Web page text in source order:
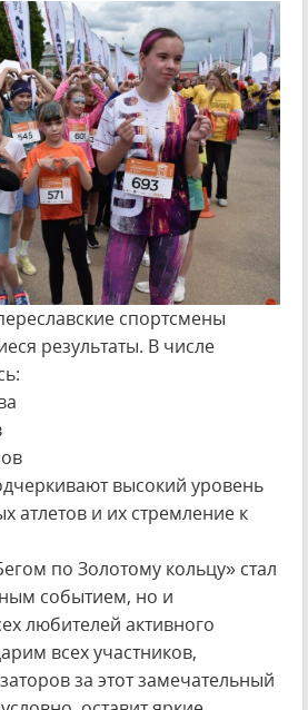
спортсмены
результаты. В числе
высокий уровень
атлетов и их стремление к
по Золотому кольцу» стал
событием, но и
любителей активного
всех участников,
за этот замечательный